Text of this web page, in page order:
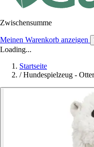
Zwischensumme
Meinen Warenkorb anzeigen
Loading...
Startseite
/ Hundespielzeug -